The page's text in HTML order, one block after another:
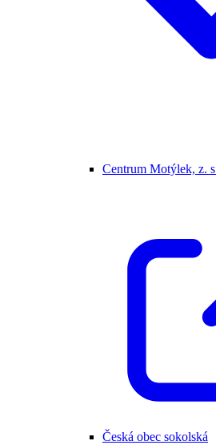
Centrum Motýlek, z.
Česká obec sokolská